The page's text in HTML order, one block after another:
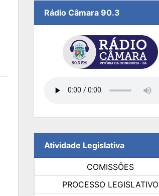
Rádio Câmara 90.3
Atividade Legislativa
COMISSÕES
PROCESSO LEGISLATIVO